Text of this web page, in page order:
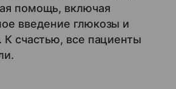
помощь, включая
введение глюкозы и
К счастью, все пациенты